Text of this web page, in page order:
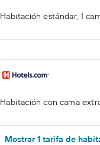
Habitación estándar, 1
Habitación con cama
Mostrar 1 tarifa de